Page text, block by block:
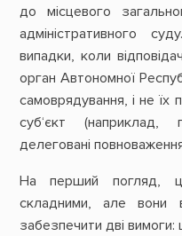
до місцевого
адміністративного
випадки, коли
орган Автономної
самоврядування, і не
суб‘єкт (наприклад,
делеговані
На перший погляд,
складними, але вони
забезпечити дві